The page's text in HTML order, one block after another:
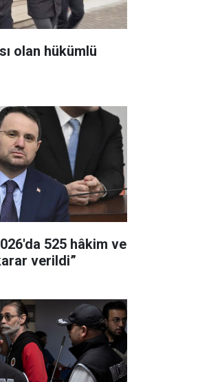
olan hükümlü
525 hâkim ve
verildi”